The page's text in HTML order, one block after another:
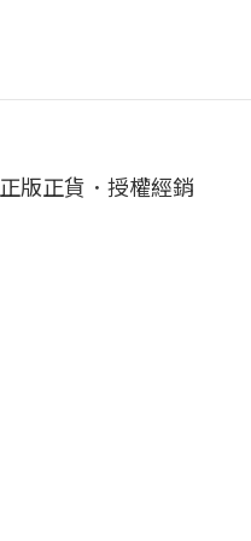
正版正貨．授權經銷